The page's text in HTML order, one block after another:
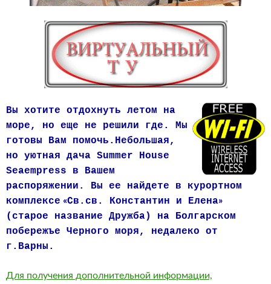
Вы хотите отдохнуть летом на
море, но еще не решили где.
Мы
готовы Вам помочь. Небольшая,
но уютная дача Summer House
Seaempress в Вашем
распоряжении. Вы ее найдете в курортном
комплексе «Св.св. Константин и Елена»
(старое название Дружба) на Болгарском
побережъе Черного моря, недалеко от
г.Варны.
Для получения дополнительной информации,